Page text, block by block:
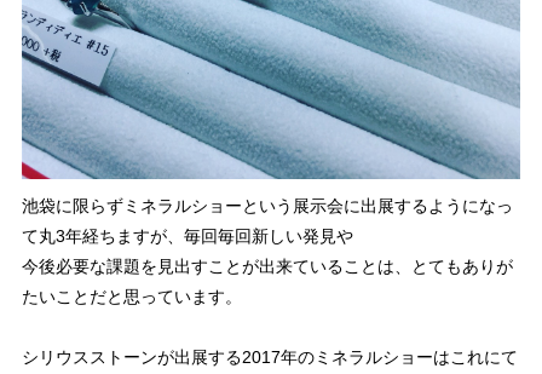
池袋に限らずミネラルショーという展示会に出展するようになっ
て丸3年経ちますが、毎回毎回新しい発見や
今後必要な課題を見出すことが出来ていることは、とてもありが
たいことだと思っています。
シリウスストーンが出展する2017年のミネラルショーはこれにて